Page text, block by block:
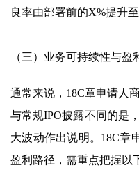
良率由部署前的X%提升
（三）业务可持续性与
通常来说，18C章申请人
与常规IPO披露不同的是
大波动作出说明。18C章
盈利路径，需重点把握以